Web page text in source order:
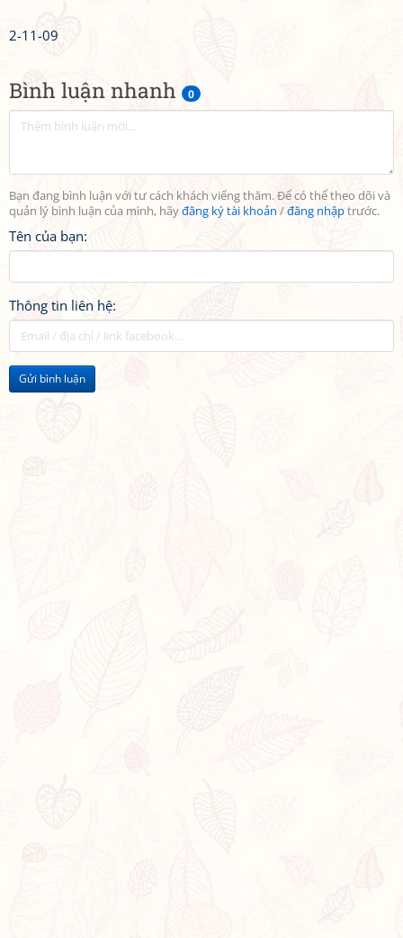
Bình luận nhanh 0
Bạn đang bình luận với tư cách khách viếng thăm. Để có thể theo dõi và
quản lý bình luận của mình, hãyđăng ký tài khoản /đăng nhậptrước.
Tên của bạn:
Thông tin liên hệ:
Gửi bình luận
2-11-09